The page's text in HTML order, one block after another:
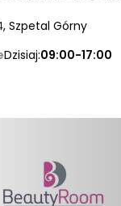
, Szpetal Górny
Dzisiaj:09:00-17:00